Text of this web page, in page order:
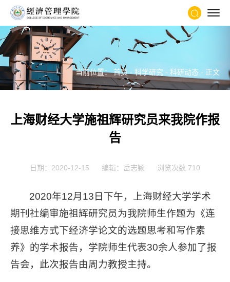
当前位置：首页- 科学研究 - 科研动态 - 正文
上海财经大学施祖辉研究员来我院作报
告
日期：2020-12-15 编辑：岳志颖 浏览次数:710
2020年12月13日下午，上海财经大学学术
期刊社编审施祖辉研究员为我院师生作题为《连
接思维方式下经济学论文的选题思考和写作素
养》的学术报告，学院师生代表30余人参加了报
告会，此次报告由周力教授主持。